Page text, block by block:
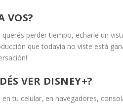
VOS?
perder tiempo, echarle un
que todavía no viste está
VER DISNEY+?
tu celular, en navegadores,